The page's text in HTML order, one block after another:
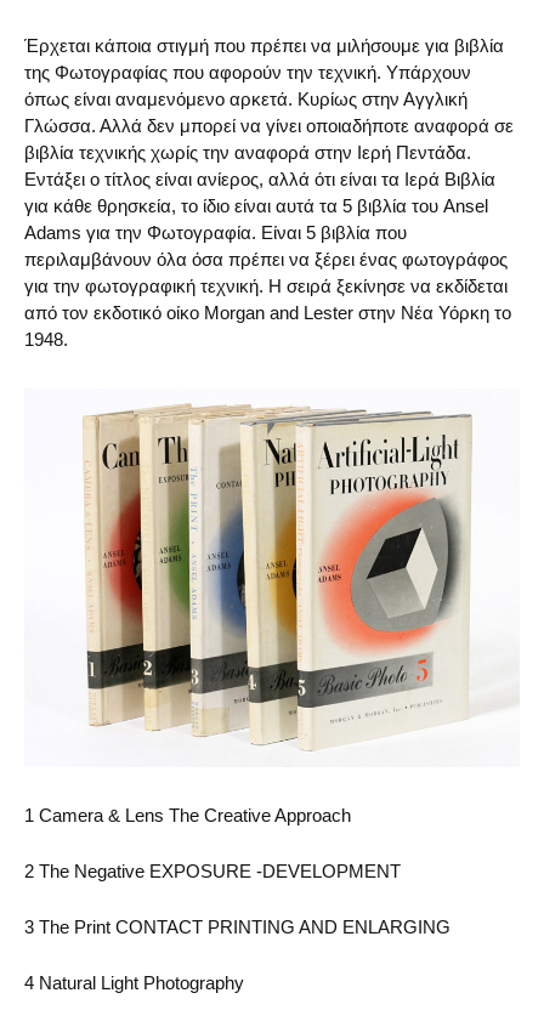
Έρχεται κάποια στιγμή που πρέπει να μιλήσουμε για βιβλία
της Φωτογραφίας που αφορούν την τεχνική. Υπάρχουν
όπως είναι αναμενόμενο αρκετά. Κυρίως στην Αγγλική
Γλώσσα. Αλλά δεν μπορεί να γίνει οποιαδήποτε αναφορά σε
βιβλία τεχνικής χωρίς την αναφορά στην Ιερή Πεντάδα.
Εντάξει ο τίτλος είναι ανίερος, αλλά ότι είναι τα Ιερά Βιβλία
για κάθε θρησκεία, το ίδιο είναι αυτά τα 5 βιβλία του Ansel
Adams για την Φωτογραφία. Είναι 5 βιβλία που
περιλαμβάνουν όλα όσα πρέπει να ξέρει ένας φωτογράφος
για την φωτογραφική τεχνική. Η σειρά ξεκίνησε να εκδίδεται
από τον εκδοτικό οίκο Morgan and Lester στην Νέα Υόρκη το
1948.
1 Camera & Lens The Creative Approach
2 The Negative EXPOSURE -DEVELOPMENT
3 The Print CONTACT PRINTING AND ENLARGING
4 Natural Light Photography